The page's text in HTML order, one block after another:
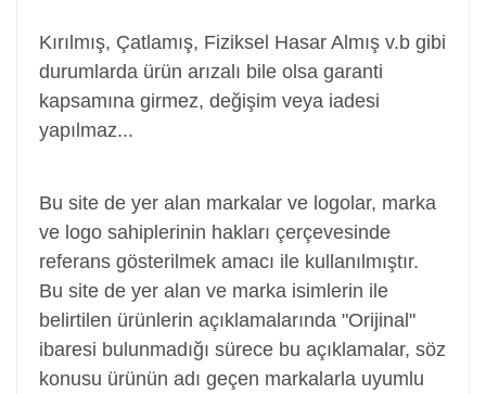
Kırılmış, Çatlamış, Fiziksel Hasar Almış v.b gibi
durumlarda ürün arızalı bile olsa garanti
kapsamına girmez, değişim veya iadesi
yapılmaz...
Bu site de yer alan markalar ve logolar, marka
ve logo sahiplerinin hakları çerçevesinde
referans gösterilmek amacı ile kullanılmıştır.
Bu site de yer alan ve marka isimlerin ile
belirtilen ürünlerin açıklamalarında "Orijinal"
ibaresi bulunmadığı sürece bu açıklamalar, söz
konusu ürünün adı geçen markalarla uyumlu